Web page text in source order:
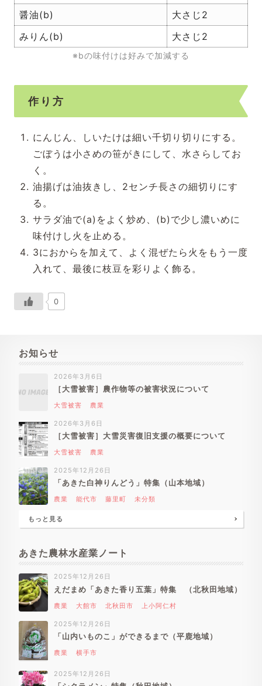
醤油(b)
大さじ2
みりん(b)
大さじ2
※bの味付けは好みで加減する
作り方
にんじん、しいたけは細い千切り切りにする。
ごぼうは小さめの笹がきにして、水さらしてお
く。
油揚げは油抜きし、2センチ長さの細切りにす
る。
サラダ油で(a)をよく炒め、(b)で少し濃いめに
味付けし火を止める。
3におからを加えて、よく混ぜたら火をもう一度
入れて、最後に枝豆を彩りよく飾る。
0
お知らせ
2026年3月6日
［大雪被害］農作物等の被害状況について
大雪被害 農業
2026年3月6日
［大雪被害］大雪災害復旧支援の概要について
大雪被害 農業
2025年12月26日
「あきた白神りんどう」特集（山本地域）
農業 能代市 藤里町 未分類
もっと見る
あきた農林水産業ノート
2025年12月26日
えだまめ「あきた香り五葉」特集 （北秋田地域）
農業 大館市 北秋田市 上小阿仁村
2025年12月26日
「山内いものこ」ができるまで（平鹿地域）
農業 横手市
2025年12月26日